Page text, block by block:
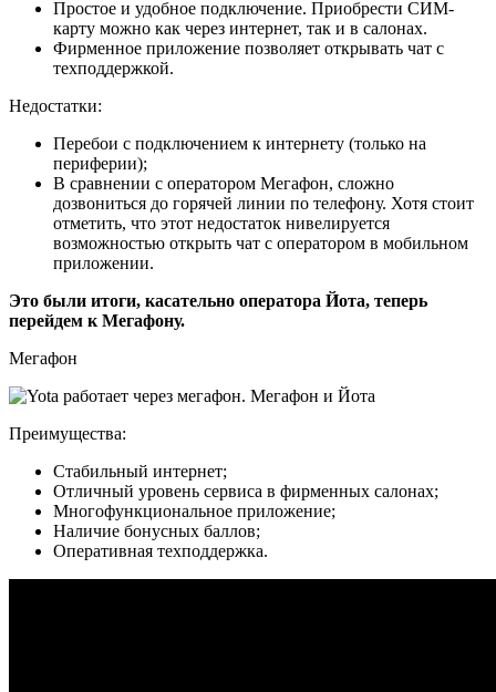
Простое и удобное подключение. Приобрести СИМ-
карту можно как через интернет, так и в салонах.
Фирменное приложение позволяет открывать чат с
техподдержкой.
Недостатки:
Перебои с подключением к интернету (только на
периферии);
В сравнении с оператором Мегафон, сложно
дозвониться до горячей линии по телефону. Хотя стоит
отметить, что этот недостаток нивелируется
возможностью открыть чат с оператором в мобильном
приложении.
Это были итоги, касательно оператора Йота, теперь
перейдем к Мегафону.
Мегафон
Преимущества:
Стабильный интернет;
Отличный уровень сервиса в фирменных салонах;
Многофункциональное приложение;
Наличие бонусных баллов;
Оперативная техподдержка.